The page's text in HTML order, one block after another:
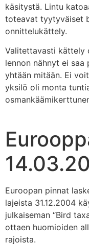
käsitystä. Lintu
toteavat tyytyväiset
onnittelukättely.
Valitettavasti kättely
lennon nähnyt ei saa
yhtään mitään. Ei
yksilö oli monta
Euroopan pinnat
lajeista 31.12.2004
julkaiseman “Bird
ottaen huomioiden
rajoista.